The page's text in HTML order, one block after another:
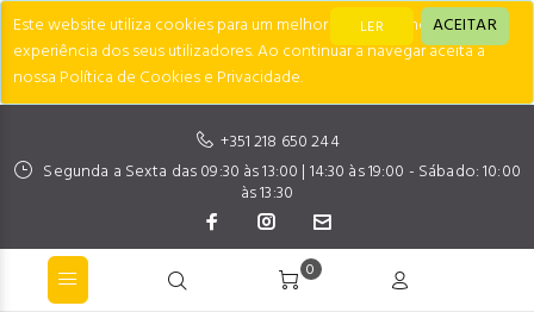
Este website utiliza cookies para um melhor desempenho e
experiência dos seus utilizadores. Ao continuar a navegar aceita a
nossa Política de Cookies e Privacidade.
LER ACEITAR
+351 218 650 244
Segunda a Sexta das 09:30 às 13:00 | 14:30 às 19:00 - Sábado: 10:00
às 13:30
0